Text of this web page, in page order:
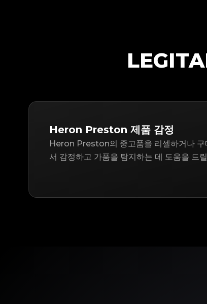
Heron Preston 제품 감정
Heron Preston의 중고품을 리셀하거나
서 감정하고 가품을 탐지하는 데 도움을 드